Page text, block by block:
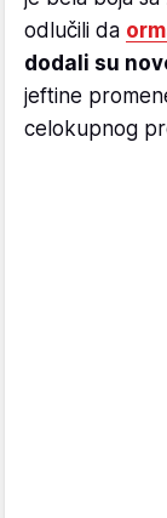
odlučili da
dodali su
jeftine
celokupnog